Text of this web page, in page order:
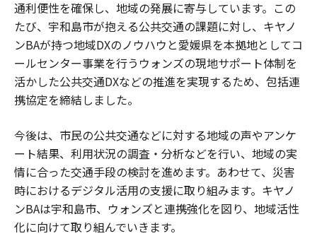
通利便性を確保し、地域の発展に寄与しています。この
たび、宇和島市が抱える公共交通の課題に対し、キヤノ
ンBAが持つ地域DXのノウハウと愛媛県を本拠地としてコ
ールセンター事業を行うウォンズの現地サポート体制を
活かした公共交通DXなどの推進を実現するため、包括連
携協定を締結しました。
今後は、市民の公共交通などに対する地域の声やアンケ
ート結果、利用状況の調査・分析などを行い、地域の実
情に合った交通手段の検討を進めます。あわせて、災害
時におけるデジタル活用の支援に取り組みます。キヤノ
ンBAは宇和島市、ウォンズと連携強化を図り、地域活性
化に向けて取り組んでいきます。